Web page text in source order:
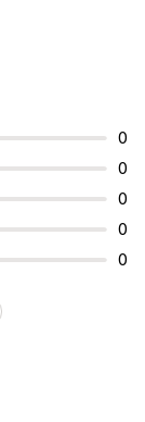
0
0
0
0
0